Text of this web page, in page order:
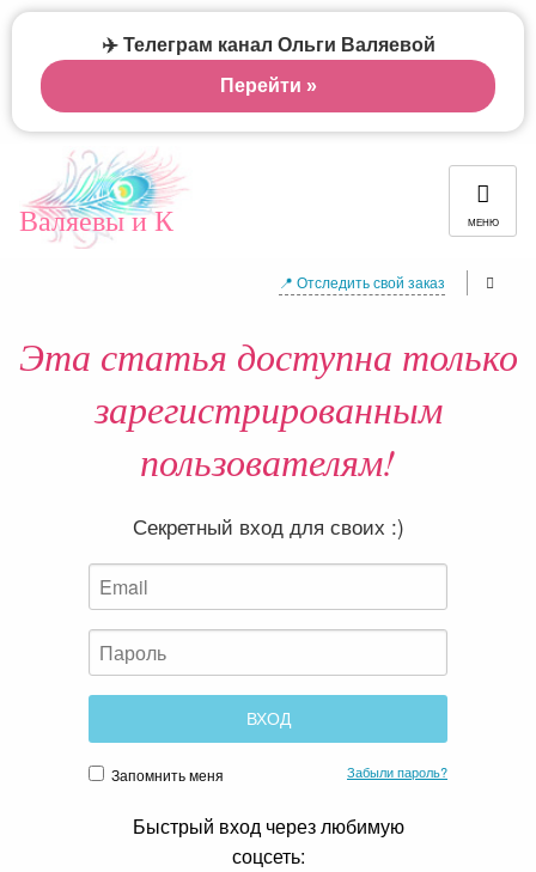
Валяевы и К МЕНЮ
📍 Отследить свой заказ
Эта статья доступна только
зарегистрированным
пользователям!
Секретный вход для своих :)
Запомнить меня Забыли пароль?
Быстрый вход через любимую
соцсеть:
✈️ Телеграм канал Ольги Валяевой
Перейти »